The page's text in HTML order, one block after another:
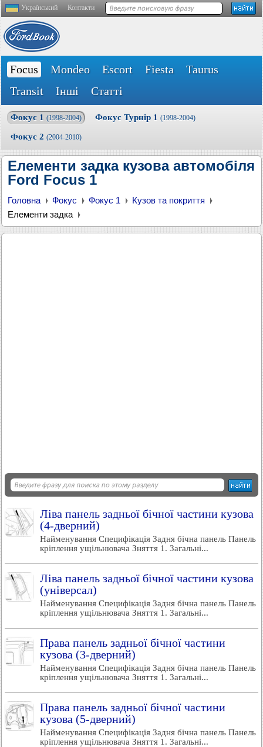
Український Контакти
Focus Mondeo Escort Fiesta
Taurus
Transit
Інші Статті
Фокус 1 (1998-2004) Фокус Турнір 1 (1998-2004)
Фокус 2 (2004-2010)
Елементи задка кузова автомобіля
Ford Focus 1
Головна Фокус Фокус 1
Кузов та покриття
Елементи задка
Ліва панель задньої бічної частини кузова
(4-дверний)
Найменування Специфікація Задня бічна панель Панель
кріплення ущільнювача Зняття 1. Загальні...
Ліва панель задньої бічної частини кузова
(універсал)
Найменування Специфікація Задня бічна панель Панель
кріплення ущільнювача Зняття 1. Загальні...
Права панель задньої бічної частини
кузова (3-дверний)
Найменування Специфікація Задня бічна панель Панель
кріплення ущільнювача Зняття 1. Загальні...
Права панель задньої бічної частини
кузова (5-дверний)
Найменування Специфікація Задня бічна панель Панель
кріплення ущільнювача Зняття 1. Загальні...